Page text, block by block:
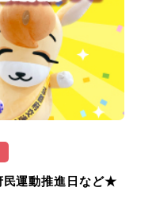
運動推進日など★